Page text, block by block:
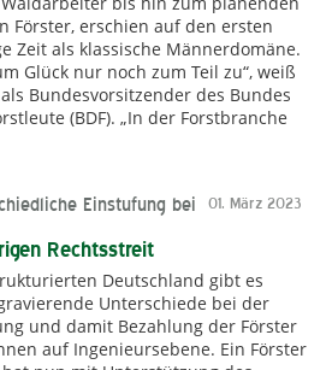
Förster, erschien auf den ersten
Zeit als klassische Männerdomäne.
Glück nur noch zum Teil zu“, weiß
Bundesvorsitzender des Bundes
(BDF). „In der Forstbranche
01. März 2023
Einstufung bei
Rechtsstreit
Deutschland gibt es
Unterschiede bei der
und damit Bezahlung der Förster
auf Ingenieursebene. Ein Förster